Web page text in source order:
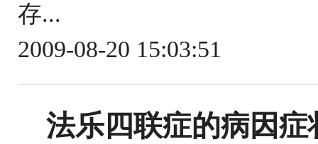
存...
2009-08-20 15:03:51
法乐四联症的病因